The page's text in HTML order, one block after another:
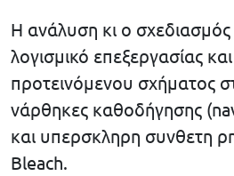
Η ανάλυση κι ο
λογισμικό επεξεργασίας
προτεινόμενου σχήματος
νάρθηκες καθοδήγησης
και υπερσκληρη συνθετη
Bleach.